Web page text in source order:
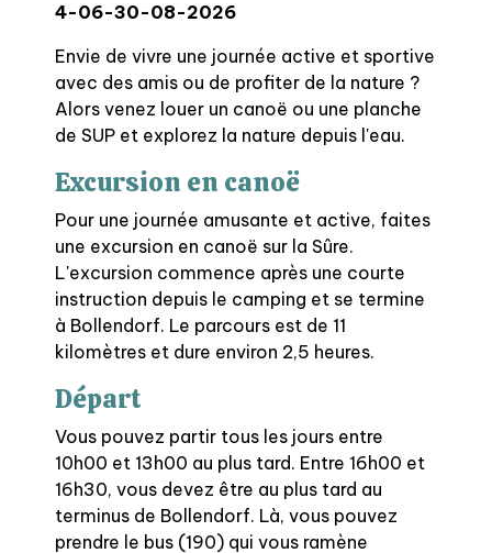
4-06-30-08-2026
Envie de vivre une journée active et sportive
avec des amis ou de profiter de la nature ?
Alors venez louer un canoë ou une planche
de SUP et explorez la nature depuis l'eau.
Excursion en canoë
Pour une journée amusante et active, faites
une excursion en canoë sur la Sûre.
L'excursion commence après une courte
instruction depuis le camping et se termine
à Bollendorf. Le parcours est de 11
kilomètres et dure environ 2,5 heures.
Départ
Vous pouvez partir tous les jours entre
10h00 et 13h00 au plus tard. Entre 16h00 et
16h30, vous devez être au plus tard au
terminus de Bollendorf. Là, vous pouvez
prendre le bus (190) qui vous ramène